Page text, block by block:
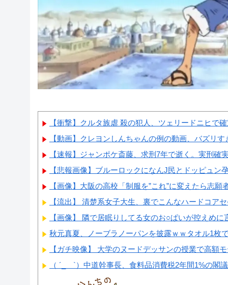
【衝撃】クルタ族虐 殺の犯人、ツェリードニヒで
【動画】クレヨンしんちゃんの例の動画、バズリ
【速報】ジャンポケ斎藤、求刑7年で逝く。実刑確
【悲報画像】ブルーロックになんJ民とドッピュン
【画像】大阪の高校「制服を”これ”に変えたら志
【流出】 清楚系女子大生、裏でこんなハードコア
【画像】 隣で居眠りしてる女のお○ぱいが控えめに
秋元真夏、ノーブラノーパンを披露ｗｗタオル1枚
【ガチ映像】 大学のヌードデッサンの授業で高額
（ ´_ゝ`）中道幹事長、食料品消費税2年間1%の